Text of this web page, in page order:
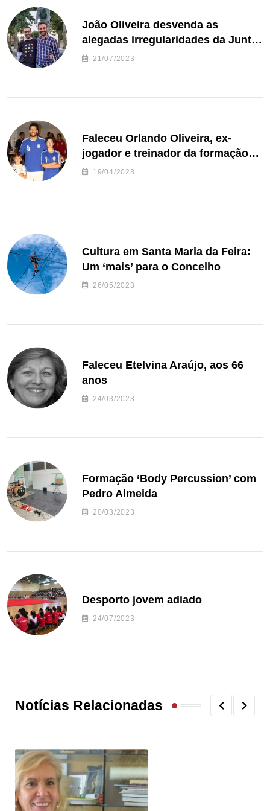
João Oliveira desvenda as
alegadas irregularidades da Junta
de Freguesia S. João de Ver
21/07/2023
Faleceu Orlando Oliveira, ex-
jogador e treinador da formação
de andebol do Feirense
19/04/2023
Cultura em Santa Maria da Feira:
Um ‘mais’ para o Concelho
26/05/2023
Faleceu Etelvina Araújo, aos 66
anos
24/03/2023
Formação ‘Body Percussion’ com
Pedro Almeida
20/03/2023
Desporto jovem adiado
24/07/2023
Notícias Relacionadas